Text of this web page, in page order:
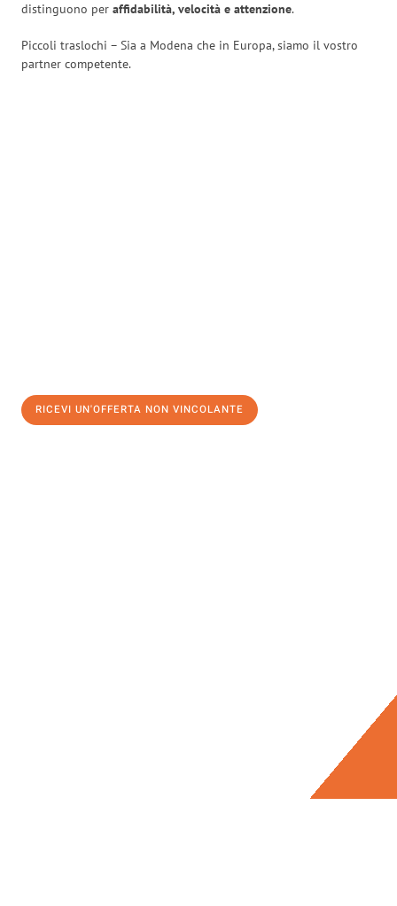
distinguono per affidabilità, velocità e attenzione.
Piccoli traslochi – Sia a Modena che in Europa, siamo il vostro
partner competente.
RICEVI UN'OFFERTA NON VINCOLANTE